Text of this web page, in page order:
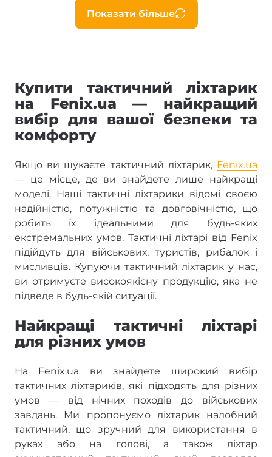
Розбивка
на
сторінки
Показати більше
сторінка
Купити тактичний ліхтарик
на Fenix.ua — найкращий
вибір для вашої безпеки та
комфорту
Якщо ви шукаєте тактичний ліхтарик, Fenix.ua
— це місце, де ви знайдете лише найкращі
моделі. Наші тактичні ліхтарики відомі своєю
надійністю, потужністю та довговічністю, що
робить їх ідеальними для будь-яких
екстремальних умов. Тактичні ліхтарі від Fenix
підійдуть для військових, туристів, рибалок і
мисливців. Купуючи тактичний ліхтарик у нас,
ви отримуєте високоякісну продукцію, яка не
підведе в будь-якій ситуації.
Найкращі тактичні ліхтарі
для різних умов
На Fenix.ua ви знайдете широкий вибір
тактичних ліхтариків, які підходять для різних
умов — від нічних походів до військових
завдань. Ми пропонуємо ліхтарик налобний
тактичний, що зручний для використання в
руках або на голові, а також ліхтар